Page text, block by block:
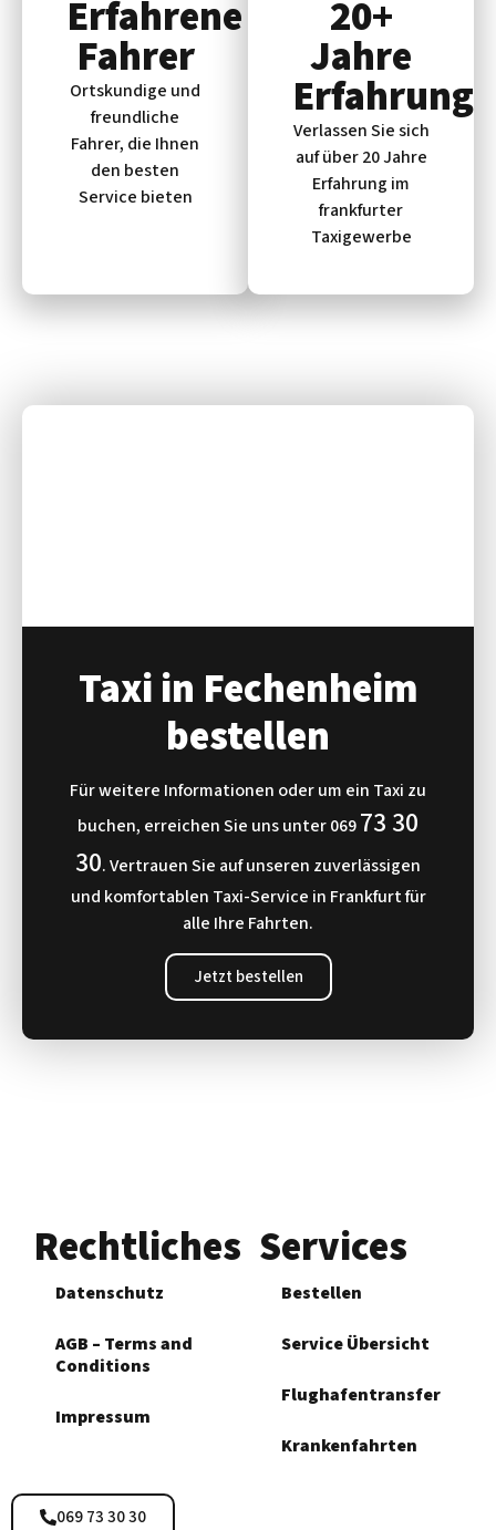
Erfahrene
Fahrer
Ortskundige und
freundliche
Fahrer, die Ihnen
den besten
Service bieten
20+
Jahre
Erfahrung
Verlassen Sie sich
auf über 20 Jahre
Erfahrung im
frankfurter
Taxigewerbe
Taxi in Fechenheim
bestellen
Für weitere Informationen oder um ein Taxi zu
buchen, erreichen Sie uns unter06973 30
30. Vertrauen Sie auf unseren zuverlässigen
und komfortablen Taxi-Service in Frankfurt für
alle Ihre Fahrten.
Jetzt bestellen
Rechtliches
Datenschutz
AGB – Terms and
Conditions
Impressum
Services
Bestellen
Service Übersicht
Flughafen­transfer
Krankenfahrten
069 73 30 30